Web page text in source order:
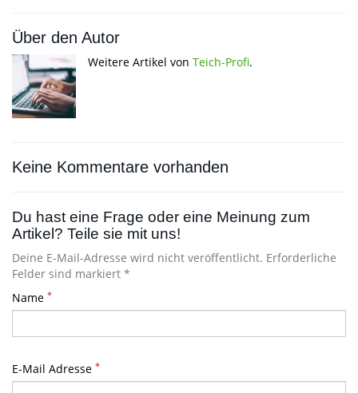
Über den Autor
Weitere Artikel von Teich-Profi.
Keine Kommentare vorhanden
Du hast eine Frage oder eine Meinung zum
Artikel? Teile sie mit uns!
Deine E-Mail-Adresse wird nicht veröffentlicht. Erforderliche
Felder sind markiert *
Name *
E-Mail Adresse *